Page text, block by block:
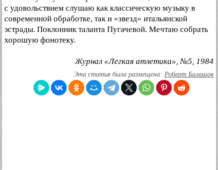
с удовольствием слушаю как классическую музыку в
современной обработке, так и «звезд» итальянской
эстрады. Поклонник таланта Пугачевой. Мечтаю собрать
хорошую фонотеку.
Журнал «Легкая атлетика», №5, 1984
Эта статья была размещена: Роберт Балашов